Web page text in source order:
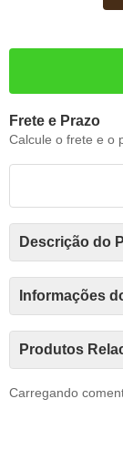
Frete e Prazo
Calcule o frete e o
Descrição do
Informações
Produtos
Carregando